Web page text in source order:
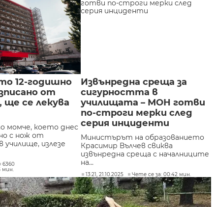
12-годишно
от
ще се лекува
момче, което днес
с нож от
училище, излезе
6360
мин.
Извънредна среща за
сигурността в
училищата – МОН готви
по-строги мерки след
серия инциденти
Министърът на образованието
Красимир Вълчев свиква
извънредна среща с началниците
на...
13:21, 21.10.2025 Чете се за: 00:42 мин.